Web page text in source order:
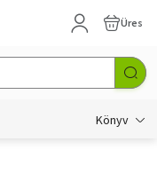
Üres
Könyv